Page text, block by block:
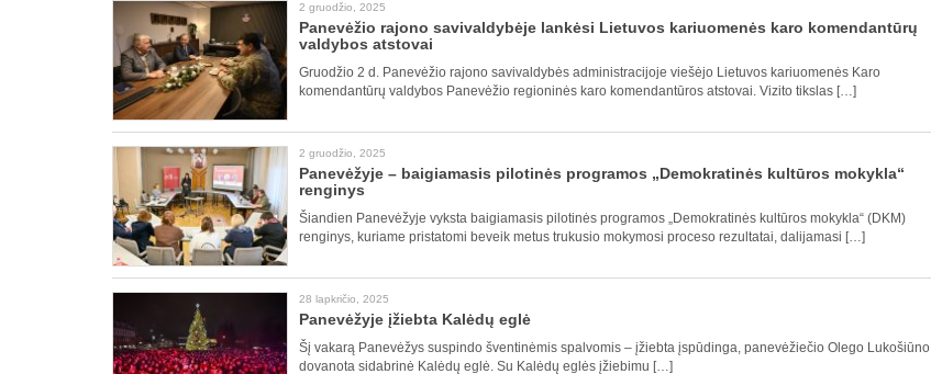
2 gruodžio, 2025
Panevėžio rajono savivaldybėje lankėsi Lietuvos kariuomenės karo komendantūrų
valdybos atstovai
Gruodžio 2 d. Panevėžio rajono savivaldybės administracijoje viešėjo Lietuvos kariuomenės Karo
komendantūrų valdybos Panevėžio regioninės karo komendantūros atstovai. Vizito tikslas […]
2 gruodžio, 2025
Panevėžyje – baigiamasis pilotinės programos „Demokratinės kultūros mokykla“
renginys
Šiandien Panevėžyje vyksta baigiamasis pilotinės programos „Demokratinės kultūros mokykla“ (DKM)
renginys, kuriame pristatomi beveik metus trukusio mokymosi proceso rezultatai, dalijamasi […]
28 lapkričio, 2025
Panevėžyje įžiebta Kalėdų eglė
Šį vakarą Panevėžys suspindo šventinėmis spalvomis – įžiebta įspūdinga, panevėžiečio Olego Lukošiūno
dovanota sidabrinė Kalėdų eglė. Su Kalėdų eglės įžiebimu […]